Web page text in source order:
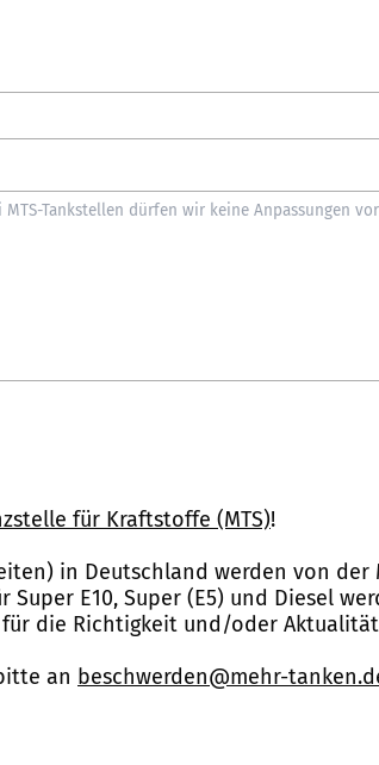
für Kraftstoffe (MTS)!
in Deutschland werden von
E10, Super (E5) und Diesel
die Richtigkeit und/oder
an beschwerden@mehr-